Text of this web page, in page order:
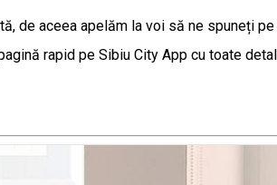
de aceea apelăm la voi să ne spuneți
rapid pe Sibiu City App cu toate